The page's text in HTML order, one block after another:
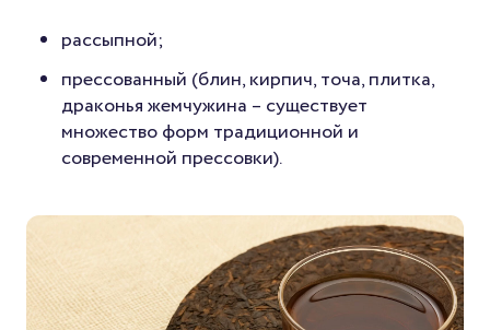
рассыпной;
прессованный (блин, кирпич, точа, плитка,
драконья жемчужина – существует
множество форм традиционной и
современной прессовки).